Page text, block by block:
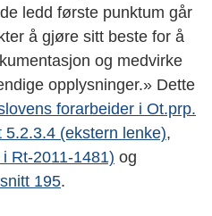
ledd første punktum går
å gjøre sitt beste for å
og medvirke
opplysninger.» Dette
forarbeider i Ot.prp.
(ekstern lenke),
Rt-2011-1481) og
195.